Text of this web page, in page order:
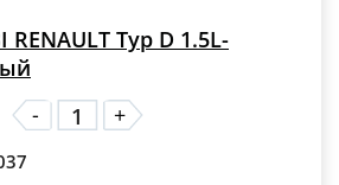
Typ D 1.5L-
-
+